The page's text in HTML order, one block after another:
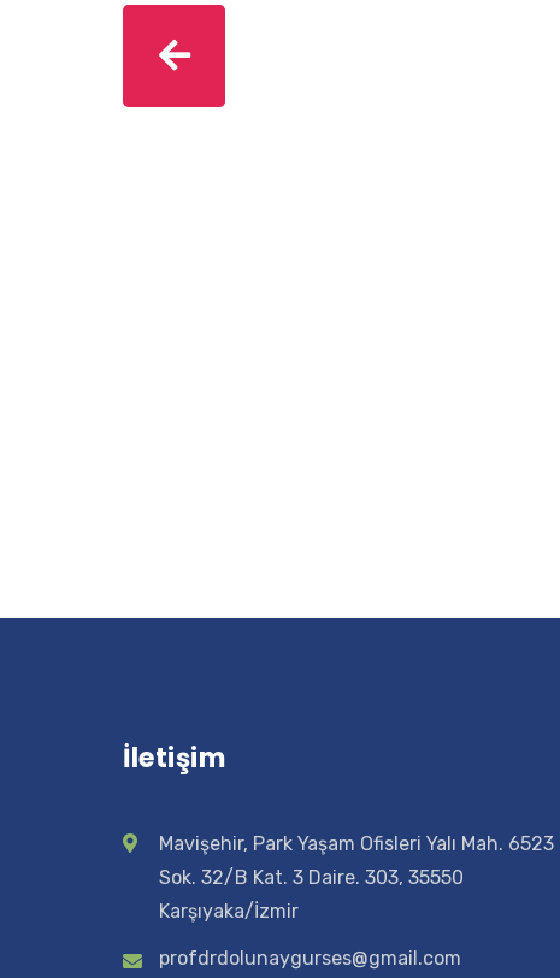
İletişim
Mavişehir, Park Yaşam Ofisleri Yalı Mah. 6523
Sok. 32/B Kat. 3 Daire. 303, 35550
Karşıyaka/İzmir
profdrdolunaygurses@gmail.com